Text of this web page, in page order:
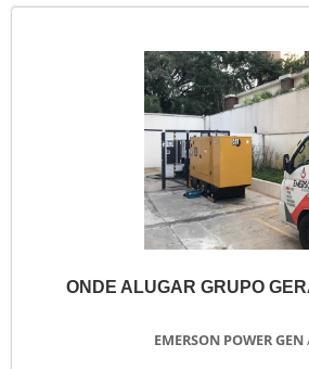
ONDE ALUGAR GRUPO
EMERSON POWER GEN